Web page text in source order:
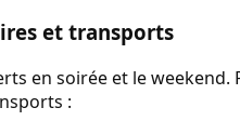
et transports
en soirée et le weekend.
: